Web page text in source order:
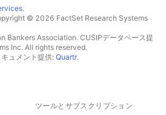
.
© 2026 FactSet Research Systems
Association. CUSIPデータベース提
Inc. All rights reserved.
ュメント提供: Quartr.
ツールとサブスクリプション